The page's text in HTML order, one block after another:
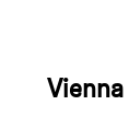
اعثر على نتائج أفضل لإقامتك في Vienna